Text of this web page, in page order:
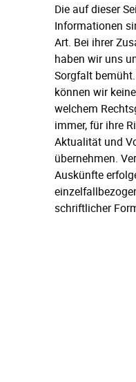
Die auf dieser
Informationen
Art. Bei ihrer
haben wir uns
Sorgfalt
können wir
welchem
immer, für ihre
Aktualität und
übernehmen.
Auskünfte
schriftlicher